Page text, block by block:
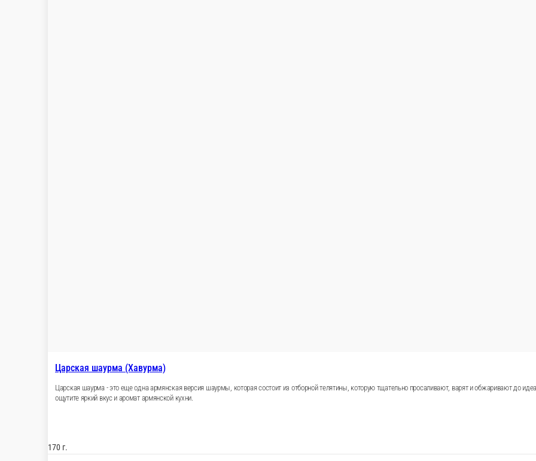
Царская шаурма (Хавурма)
Царская шаурма - это еще одна армянская версия шаурмы, которая состоит из отборной телятины, которую тщательно просаливают, варят и обжаривают до
ощутите яркий вкус и аромат армянской кухни.
170 г.